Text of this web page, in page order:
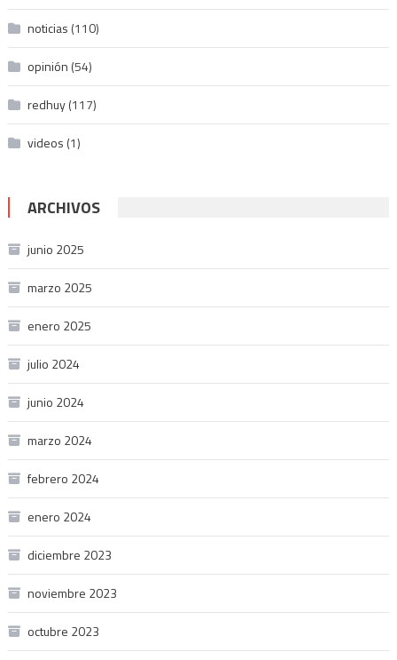
noticias (110)
opinión (54)
redhuy(117)
videos (1)
ARCHIVOS
junio 2025
marzo 2025
enero 2025
julio 2024
junio 2024
marzo 2024
febrero 2024
enero 2024
diciembre 2023
noviembre 2023
octubre 2023